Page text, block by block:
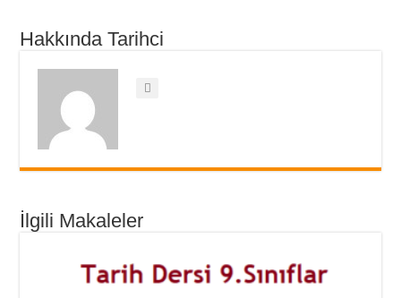
Hakkında Tarihci
İlgili Makaleler